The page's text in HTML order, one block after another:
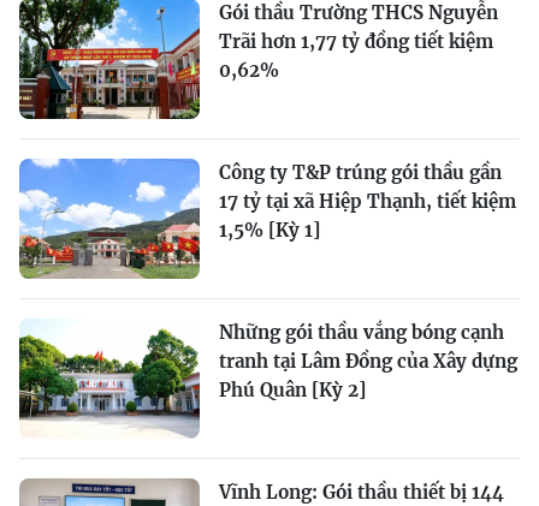
Gói thầu Trường THCS Nguyễn
Trãi hơn 1,77 tỷ đồng tiết kiệm
0,62%
Công ty T&P trúng gói thầu gần
17 tỷ tại xã Hiệp Thạnh, tiết kiệm
1,5% [Kỳ 1]
Những gói thầu vắng bóng cạnh
tranh tại Lâm Đồng của Xây dựng
Phú Quân [Kỳ 2]
Vĩnh Long: Gói thầu thiết bị 144